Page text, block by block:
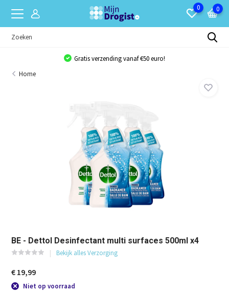
0 0
Gratis verzending vanaf €50 euro!
Home
BE - Dettol Desinfectant multi surfaces 500ml x4
Bekijk alles Verzorging
€ 19,99
Niet op voorraad